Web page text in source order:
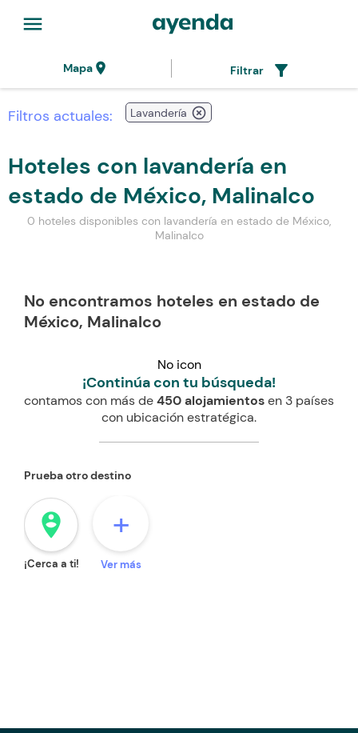
menu
Mapalocation_on Filtrar filter_alt
Filtros actuales: Lavandería highlight_off
Hoteles con lavandería en
estado de México, Malinalco
0 hoteles disponibles con lavandería en estado de México,
Malinalco
No encontramos hoteles en estado de
México, Malinalco
No icon
¡Continúa con tu búsqueda!
contamos con más de450 alojamientosen 3 países
con ubicación estratégica.
Prueba otro destino
person_pin_circle
¡Cerca a ti!
+
Ver más